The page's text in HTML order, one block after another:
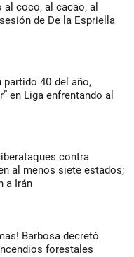
al coco, al cacao, al
de De la Espriella
partido 40 del año,
en Liga enfrentando al
contra
al menos siete estados;
a Irán
Barbosa decretó
forestales